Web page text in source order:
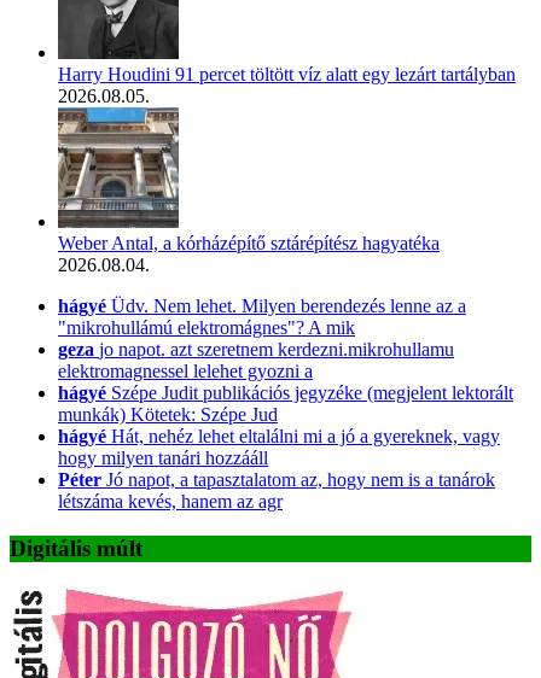
Harry Houdini 91 percet töltött víz alatt egy lezárt tartályban
2026.08.05.
Weber Antal, a kórházépítő sztárépítész hagyatéka
2026.08.04.
hágyé Üdv. Nem lehet. Milyen berendezés lenne az a
"mikrohullámú elektromágnes"? A mik
geza jo napot. azt szeretnem kerdezni.mikrohullamu
elektromagnessel lelehet gyozni a
hágyé Szépe Judit publikációs jegyzéke (megjelent lektorált
munkák) Kötetek: Szépe Jud
hágyé Hát, nehéz lehet eltalálni mi a jó a gyereknek, vagy
hogy milyen tanári hozzááll
Péter Jó napot, a tapasztalatom az, hogy nem is a tanárok
létszáma kevés, hanem az agr
Digitális múlt